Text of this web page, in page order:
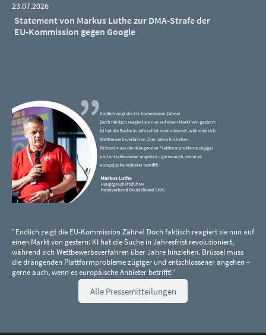
23.07.2026
Statement von Markus Luthe zur DMA-Strafe der
EU-Kommission gegen Google
"Endlich zeigt die EU-Kommission Zähne! Doch faktisch reagiert sie nun auf
einen Markt von gestern: KI hat die Suche in Jahresfrist revolutioniert,
während sich Wettbewerbsverfahren über Jahre hinziehen. Brüssel muss
die drängenden Plattformprobleme zügiger und entschlossener angehen –
gerne auch, wenn es europäische Anbieter betrifft!"
Alle Pressemitteilungen